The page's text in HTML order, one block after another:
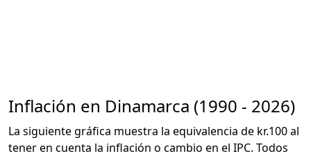
Inflación en Dinamarca (1990 - 2026)
La siguiente gráfica muestra la equivalencia de kr.100 al
tener en cuenta la inflación o cambio en el IPC. Todos